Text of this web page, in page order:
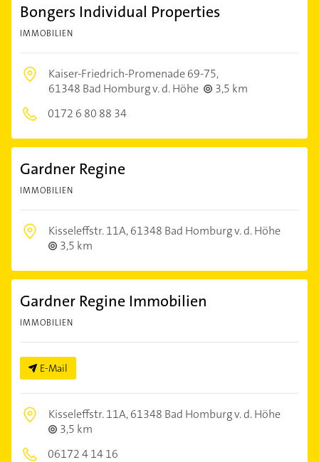
Bongers Individual Properties
IMMOBILIEN
Kaiser-Friedrich-Promenade 69-75,
61348 Bad Homburg v. d. Höhe
3,5 km
0172 6 80 88 34
Gardner Regine
IMMOBILIEN
Kisseleffstr. 11A,61348 Bad Homburg v. d. Höhe
3,5 km
Gardner Regine Immobilien
IMMOBILIEN
E-Mail
Kisseleffstr. 11A,61348 Bad Homburg v. d. Höhe
3,5 km
06172 4 14 16